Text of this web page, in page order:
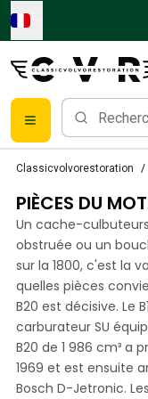
Skip to main content
Pièces Volvo PV/Duett
Système de freinage
Volvo PV/Duett Fuel/
Volvo PV/Duett
Volvo PV/Duett
Volvo PV/Duett
Volvo PV/Duett
Volvo PV/Duett
Système de
Pièces pour moteurs
Classicvolvorestoration
PIÈCES DU
Un cache-
obstruée ou un
sur la 1800, c'est la
quelles pièces
B20 est décisive. Le
carburateur SU
B20 de 1 986 cm³ a
1969 et est ensuite
Bosch D-Jetronic.